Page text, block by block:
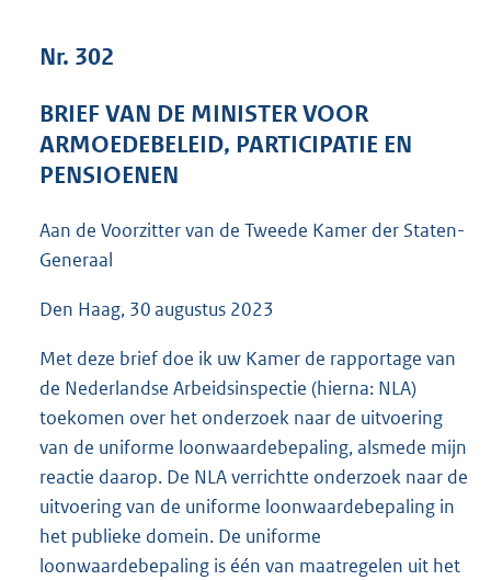
e
b
Nr. 302
BRIEF VAN DE MINISTER VOOR
ARMOEDEBELEID, PARTICIPATIE EN
PENSIOENEN
Aan de Voorzitter van de Tweede Kamer der Staten-
Generaal
Den Haag, 30 augustus 2023
Met deze brief doe ik uw Kamer de rapportage van
de Nederlandse Arbeidsinspectie (hierna: NLA)
toekomen over het onderzoek naar de uitvoering
van de uniforme loonwaardebepaling, alsmede mijn
reactie daarop. De NLA verrichtte onderzoek naar de
uitvoering van de uniforme loonwaardebepaling in
het publieke domein. De uniforme
loonwaardebepaling is één van maatregelen uit het